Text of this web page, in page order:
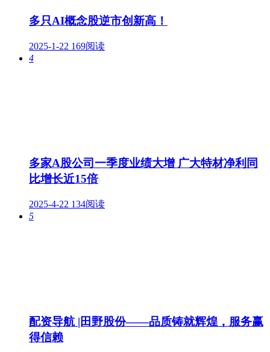
多只AI概念股逆市创新高！
2025-1-22 169阅读
4
多家A股公司一季度业绩大增 广大特材净利同
比增长近15倍
2025-4-22 134阅读
5
配资导航 |田野股份——品质铸就辉煌，服务赢
得信赖